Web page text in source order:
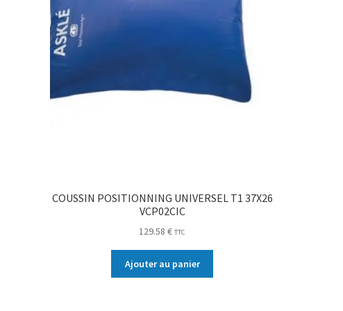
COUSSIN POSITIONNING UNIVERSEL T1 37X26
VCP02CIC
129.58€ TTC
Ajouter au panier